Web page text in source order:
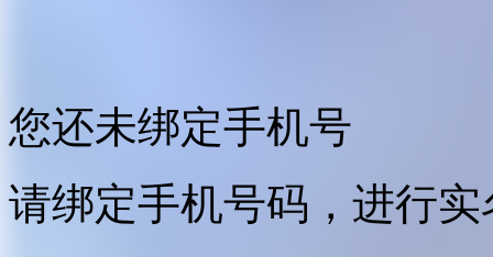
您还未绑定手机号
请绑定手机号码，进行